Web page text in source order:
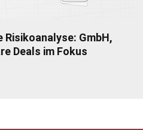
GmbH,
Deals im Fokus